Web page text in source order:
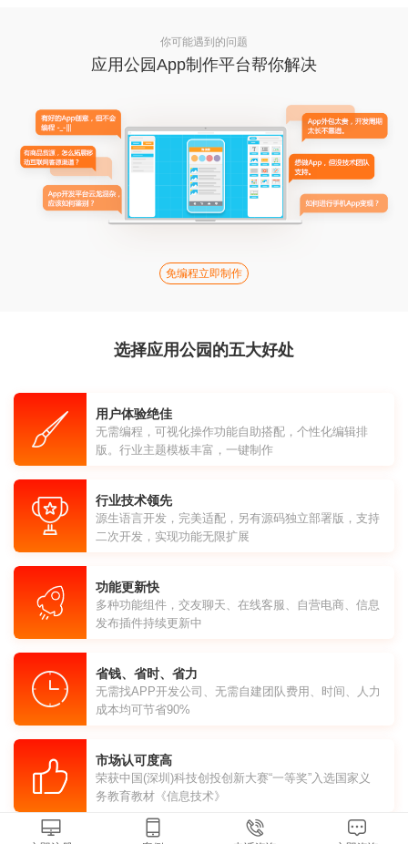
你可能遇到的问题
应用公园App制作平台帮你解决
免编程立即制作
选择应用公园的五大好处
用户体验绝佳
无需编程，可视化操作功能自助搭配，个性化编辑排
版。行业主题模板丰富，一键制作
行业技术领先
源生语言开发，完美适配，另有源码独立部署版，支持
二次开发，实现功能无限扩展
功能更新快
多种功能组件，交友聊天、在线客服、自营电商、信息
发布插件持续更新中
省钱、省时、省力
无需找APP开发公司、无需自建团队费用、时间、人力
成本均可节省90%
市场认可度高
荣获中国(深圳)科技创投创新大赛“一等奖”入选国家义
务教育教材《信息技术》